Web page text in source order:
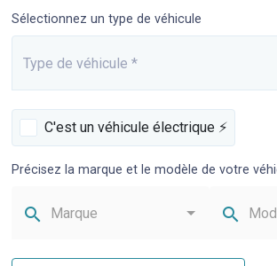
Sélectionnez un type de véhicule
Saisissez...
Type de véhicule *
C'est un véhicule électrique ⚡️
Précisez la marque et le modèle de votre
search Marque search